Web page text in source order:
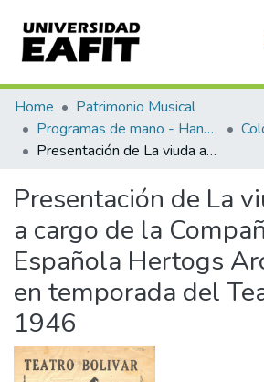
Communities & Collections
All of DSpace
Home
Patrimonio Musical
Programas de mano - Hand programs
Presentación de La viuda alegre a cargo de la Compañía Lírica Española Hertogs Arce Palacios en temporada del Teatro Bolívar 1946
Presentación de La
a cargo de la
Española Hertogs
en temporada del
1946